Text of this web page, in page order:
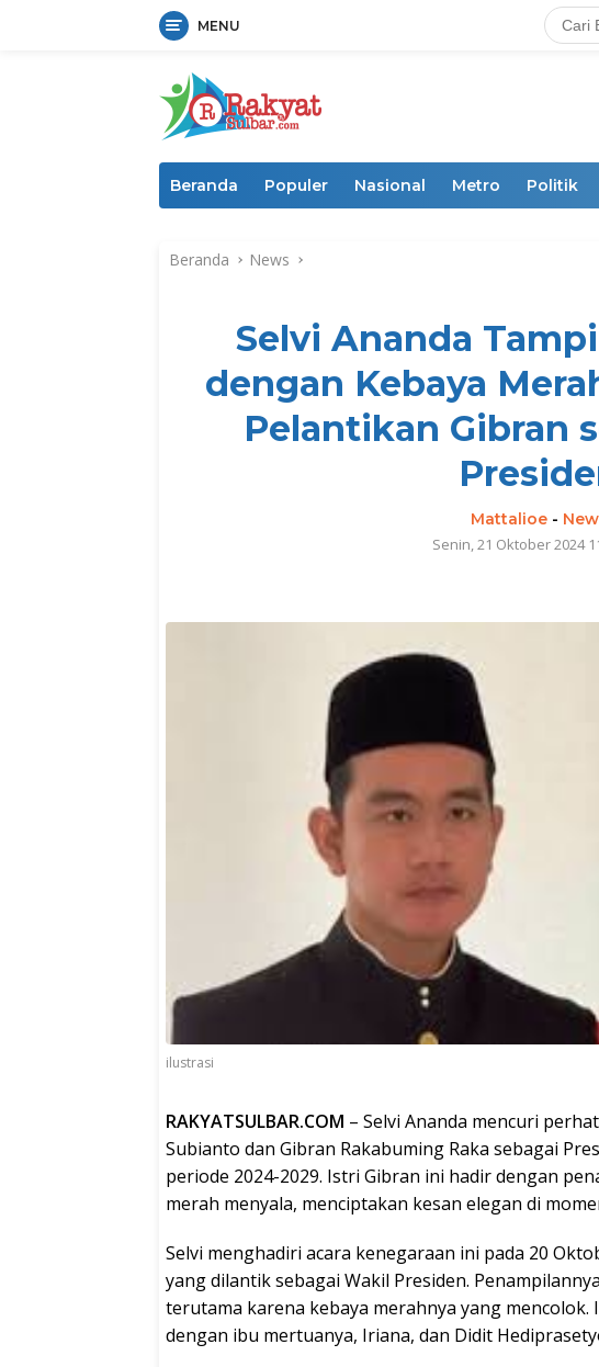
MENU
Beranda Populer Nasional Metro Politik
Beranda News
Selvi Ananda
dengan Kebaya
Pelantikan Gibran
Mattalioe-
Senin, 21 Oktober 2024
ilustrasi
RAKYATSULBAR.COM – Selvi Ananda mencuri
Subianto dan Gibran Rakabuming Raka sebagai
periode 2024-2029. Istri Gibran ini hadir dengan
merah menyala, menciptakan kesan elegan di
Selvi menghadiri acara kenegaraan ini pada 20
yang dilantik sebagai Wakil Presiden.
terutama karena kebaya merahnya yang
dengan ibu mertuanya, Iriana, dan Didit